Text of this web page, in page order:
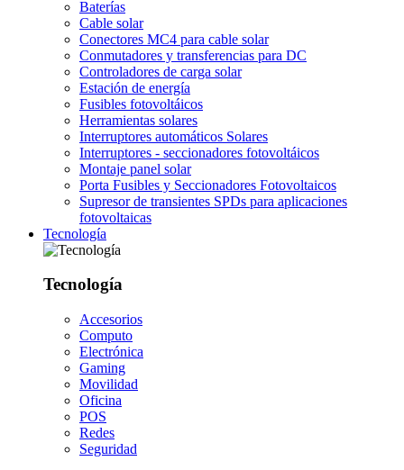
Baterías
Cable solar
Conectores MC4 para cable solar
Conmutadores y transferencias para DC
Controladores de carga solar
Estación de energía
Fusibles fotovoltáicos
Herramientas solares
Interruptores automáticos Solares
Interruptores - seccionadores fotovoltáicos
Montaje panel solar
Porta Fusibles y Seccionadores Fotovoltaicos
Supresor de transientes SPDs para aplicaciones
fotovoltaicas
Tecnología
Tecnología
Accesorios
Computo
Electrónica
Gaming
Movilidad
Oficina
POS
Redes
Seguridad